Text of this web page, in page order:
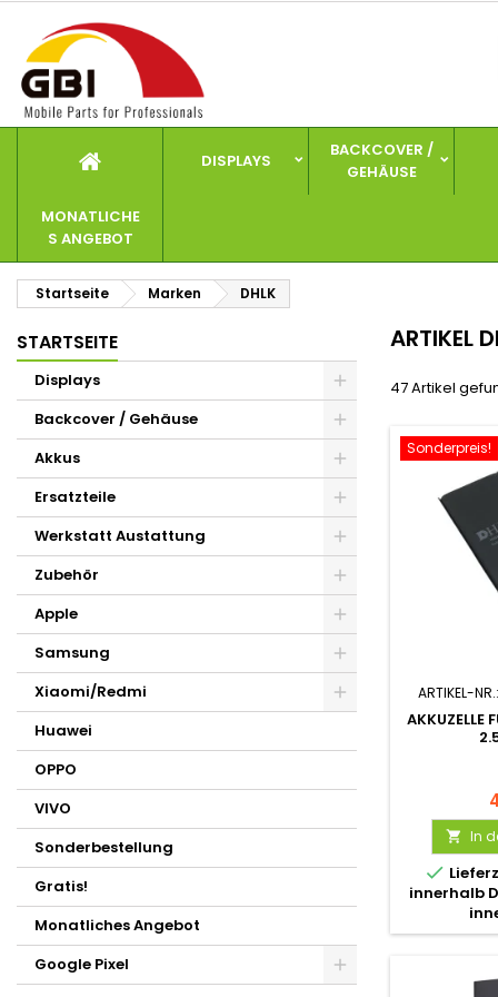
DISPLAYS
BACKCOVER /
GEHÄUSE
MONATLICHE
S ANGEBOT
Startseite Marken DHLK
STARTSEITE
Displays
Backcover / Gehäuse
Akkus
Ersatzteile
Werkstatt Austattung
Zubehör
Apple
Samsung
Xiaomi/Redmi
Huawei
OPPO
VIVO
Sonderbestellung
Gratis!
Monatliches Angebot
Google Pixel
ARTIKEL
47 Artikel
Sonderpreis!
ARTIKEL-NR.:
AKKUZELLE
 In

innerhalb